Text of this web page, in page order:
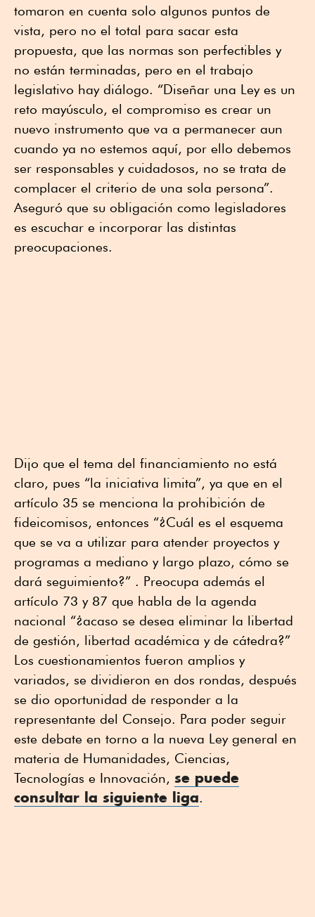
tomaron en cuenta solo algunos puntos de
vista, pero no el total para sacar esta
propuesta, que las normas son perfectibles y
no están terminadas, pero en el trabajo
legislativo hay diálogo. “Diseñar una Ley es un
reto mayúsculo, el compromiso es crear un
nuevo instrumento que va a permanecer aun
cuando ya no estemos aquí, por ello debemos
ser responsables y cuidadosos, no se trata de
complacer el criterio de una sola persona”.
Aseguró que su obligación como legisladores
es escuchar e incorporar las distintas
preocupaciones.
Dijo que el tema del financiamiento no está
claro, pues “la iniciativa limita”, ya que en el
artículo 35 se menciona la prohibición de
fideicomisos, entonces “¿Cuál es el esquema
que se va a utilizar para atender proyectos y
programas a mediano y largo plazo, cómo se
dará seguimiento?” . Preocupa además el
artículo 73 y 87 que habla de la agenda
nacional “¿acaso se desea eliminar la libertad
de gestión, libertad académica y de cátedra?”
Los cuestionamientos fueron amplios y
variados, se dividieron en dos rondas, después
se dio oportunidad de responder a la
representante del Consejo. Para poder seguir
este debate en torno a la nueva Ley general en
materia de Humanidades, Ciencias,
Tecnologías e Innovación, se puede
consultar la siguiente liga.